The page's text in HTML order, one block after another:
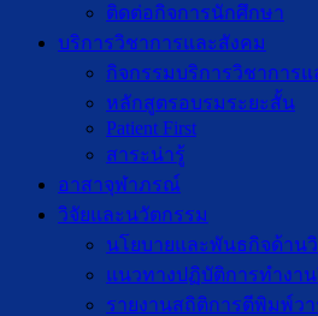
ติดต่อกิจการนักศึกษา
บริการวิชาการและสังคม
กิจกรรมบริการวิชาการแ
หลักสูตรอบรมระยะสั้น
Patient First
สาระน่ารู้
อาสาจุฬาภรณ์
วิจัยและนวัตกรรม
นโยบายและพันธกิจด้าน
แนวทางปฏิบัติการทำงา
รายงานสถิติการตีพิมพ์ว